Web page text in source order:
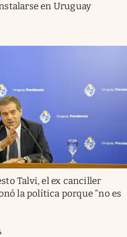
en Uruguay
Talvi, el ex canciller
la política porque “no es